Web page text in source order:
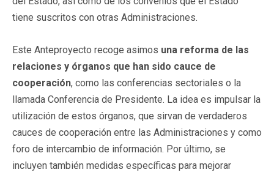
tiene suscritos con otras Administraciones.
Este Anteproyecto recoge asimos una reforma de las
relaciones y órganos que han sido cauce de
cooperación, como las conferencias sectoriales o la
llamada Conferencia de Presidente. La idea es impulsar la
utilización de estos órganos, que sirvan de verdaderos
cauces de cooperación entre las Administraciones y como
foro de intercambio de información. Por último, se
incluyen también medidas específicas para mejorar